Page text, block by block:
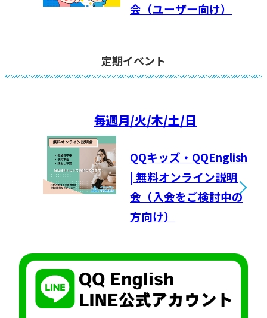
会（ユーザー向け）
定期イベント
毎週月/火/木/土/日
QQキッズ・QQEnglish
| 無料オンライン説明
会（入会をご検討中の
方向け）